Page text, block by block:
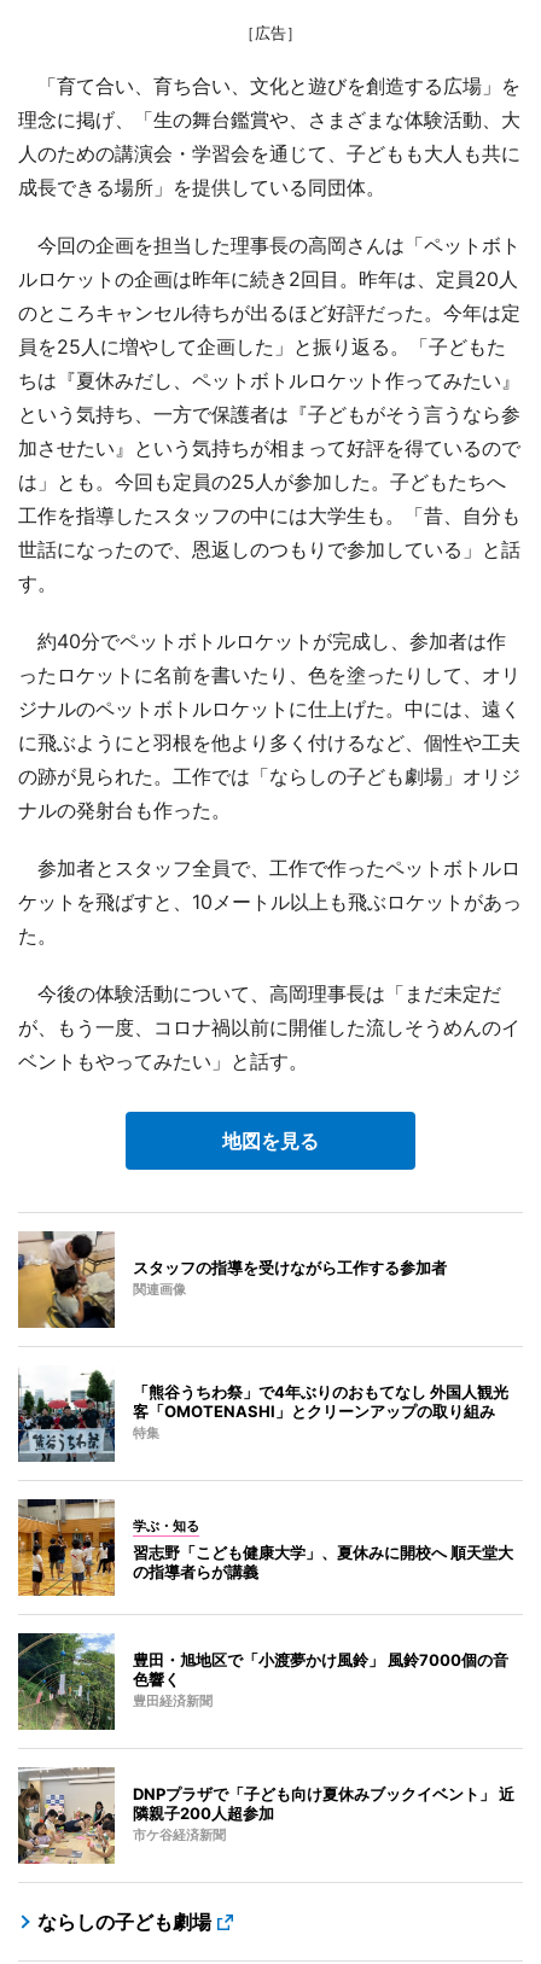
［広告］
「育て合い、育ち合い、文化と遊びを創造する広場」を
理念に掲げ、「生の舞台鑑賞や、さまざまな体験活動、大
人のための講演会・学習会を通じて、子どもも大人も共に
成長できる場所」を提供している同団体。
今回の企画を担当した理事長の高岡さんは「ペットボト
ルロケットの企画は昨年に続き2回目。昨年は、定員20人
のところキャンセル待ちが出るほど好評だった。今年は定
員を25人に増やして企画した」と振り返る。「子どもた
ちは『夏休みだし、ペットボトルロケット作ってみたい』
という気持ち、一方で保護者は『子どもがそう言うなら参
加させたい』という気持ちが相まって好評を得ているので
は」とも。今回も定員の25人が参加した。子どもたちへ
工作を指導したスタッフの中には大学生も。「昔、自分も
世話になったので、恩返しのつもりで参加している」と話
す。
約40分でペットボトルロケットが完成し、参加者は作
ったロケットに名前を書いたり、色を塗ったりして、オリ
ジナルのペットボトルロケットに仕上げた。中には、遠く
に飛ぶようにと羽根を他より多く付けるなど、個性や工夫
の跡が見られた。工作では「ならしの子ども劇場」オリジ
ナルの発射台も作った。
参加者とスタッフ全員で、工作で作ったペットボトルロ
ケットを飛ばすと、10メートル以上も飛ぶロケットがあっ
た。
今後の体験活動について、高岡理事長は「まだ未定だ
が、もう一度、コロナ禍以前に開催した流しそうめんのイ
ベントもやってみたい」と話す。
地図を見る
スタッフの指導を受けながら工作する参加者
関連画像
「熊谷うちわ祭」で4年ぶりのおもてなし 外国人観光
客「OMOTENASHI」とクリーンアップの取り組み
特集
学ぶ・知る
習志野「こども健康大学」、夏休みに開校へ 順天堂大
の指導者らが講義
豊田・旭地区で「小渡夢かけ風鈴」 風鈴7000個の音
色響く
豊田経済新聞
DNPプラザで「子ども向け夏休みブックイベント」 近
隣親子200人超参加
市ケ谷経済新聞
ならしの子ども劇場